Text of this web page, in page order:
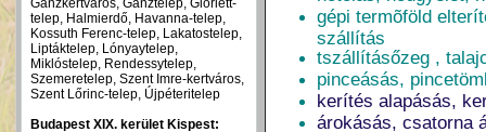
Ganzkertváros, Ganztelep, Gloriett-
telep, Halmierdő, Havanna-telep,
Kossuth Ferenc-telep, Lakatostelep,
Liptáktelep, Lónyaytelep,
Miklóstelep, Rendessytelep,
Szemeretelep, Szent Imre-kertváros,
Szent Lőrinc-telep, Újpéteritelep
Budapest XIX. kerület Kispest:
gépi termõföld
szállítás
tszállításőzeg ,
pinceásás,
kerítés alapásás,
árokásás, csatorna